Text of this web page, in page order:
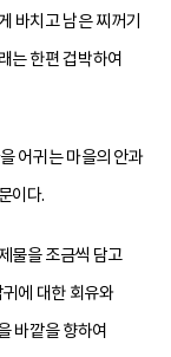
바치고 남은 찌꺼기
는 한편 겁박하여
어귀는 마을의 안과
이다.
물을 조금씩 담고
에 대한 회유와
바깥을 향하여